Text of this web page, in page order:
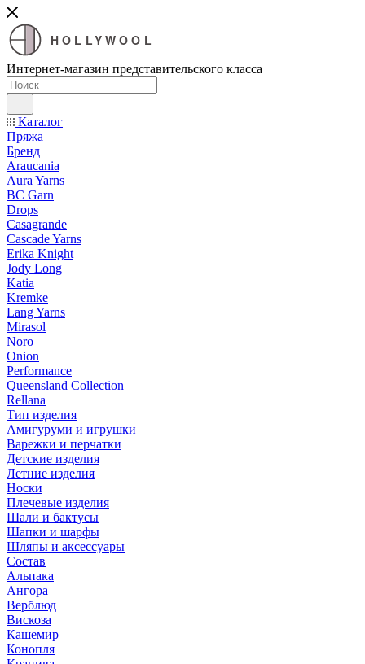
HOLLYWOOL
Интернет-магазин представительского класса
Каталог
Пряжа
Бренд
Araucania
Aura Yarns
BC Garn
Drops
Casagrande
Cascade Yarns
Erika Knight
Jody Long
Katia
Kremke
Lang Yarns
Mirasol
Noro
Onion
Performance
Queensland Collection
Rellana
Тип изделия
Амигуруми и игрушки
Варежки и перчатки
Детские изделия
Летние изделия
Носки
Плечевые изделия
Шали и бактусы
Шапки и шарфы
Шляпы и аксессуары
Состав
Альпака
Ангора
Верблюд
Вискоза
Кашемир
Конопля